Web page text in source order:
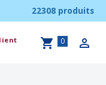
22308 produits
0